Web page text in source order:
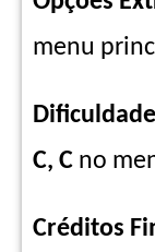
menu
Dificuldade
C, C no
Créditos